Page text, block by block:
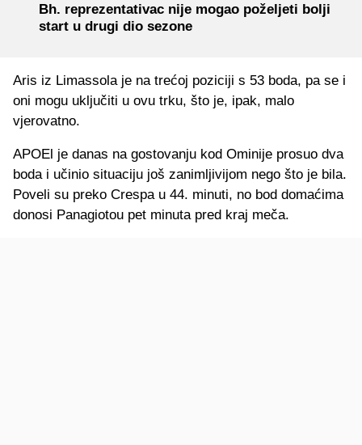
Bh. reprezentativac nije mogao poželjeti bolji
start u drugi dio sezone
Aris iz Limassola je na trećoj poziciji s 53 boda, pa se i
oni mogu uključiti u ovu trku, što je, ipak, malo
vjerovatno.
APOEl je danas na gostovanju kod Ominije prosuo dva
boda i učinio situaciju još zanimljivijom nego što je bila.
Poveli su preko Crespa u 44. minuti, no bod domaćima
donosi Panagiotou pet minuta pred kraj meča.